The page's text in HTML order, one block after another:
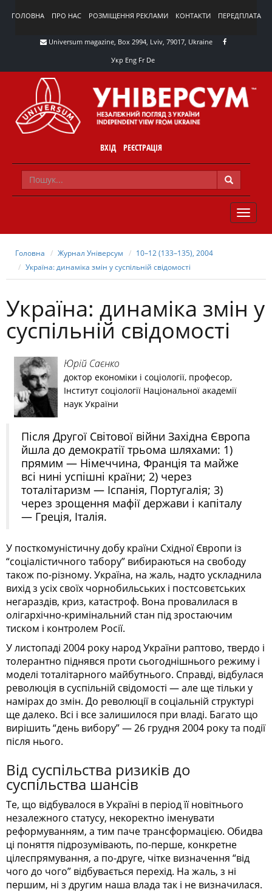
ГОЛОВНА ПРО НАС РОЗМІЩЕННЯ РЕКЛАМИ КОНТАКТИ ПЕРЕДПЛАТА
Universum magazine, Box 2994, Lviv, 79017, Ukraine
Укр Eng Fr De
ВХІД РЕЄСТРАЦІЯ
TOGGLE
Головна Журнал Універсум
10–12 (133–135), 2004
Україна: динаміка змін у суспільній свідомості
Україна: динаміка змін у
суспільній свідомості
Юрій Саєнко
доктор економіки і соціології, професор,
Інститут соціології Національної академії
наук України
Після Другої Світової війни Західна Європа
йшла до демократії трьома шляхами: 1)
прямим — Німеччина, Франція та майже
всі нині успішні країни; 2) через
тоталітаризм — Іспанія, Португалія; 3)
через зрощення мафії держави і капіталу
— Греція, Італія.
У посткомуністичну добу країни Східної Європи із
“соціалістичного табору” вибираються на свободу
також по-різному. Україна, на жаль, надто ускладнила
вихід з усіх своїх чорнобильських і постсовєтських
негараздів, криз, катастроф. Вона провалилася в
олігархічно-кримінальний стан під зростаючим
тиском і контролем Росії.
У листопаді 2004 року народ України раптово, твердо і
толерантно піднявся проти сьогоднішнього режиму і
моделі тоталітарного майбутнього. Справді, відбулася
революція в суспільній свідомості — але ще тільки у
намірах до змін. До революції в соціальній структурі
ще далеко. Всі і все залишилося при владі. Багато що
вирішить “день вибору” — 26 грудня 2004 року та події
після нього.
Від суспільства ризиків до
суспільства шансів
Те, що відбувалося в Україні в період її новітнього
незалежного статусу, некоректно іменувати
реформуванням, а тим паче трансформацією. Обидва
ці поняття підрозумівають, по-перше, конкретне
цілеспрямування, а по-друге, чітке визначення “від
чого до чого” відбувається перехід. На жаль, з ні
першим, ні з другим наша влада так і не визначилася.